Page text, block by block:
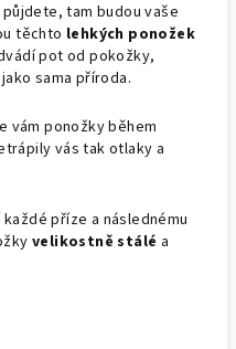
tam budou vaše
těchto lehkých ponožek
pot od pokožky,
sama příroda.
vám ponožky během
vás tak otlaky a
příze a následnému
velikostně stálé a